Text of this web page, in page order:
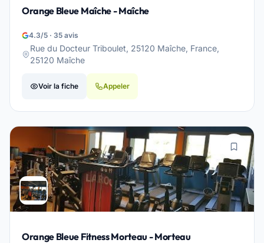
Orange Bleue Maîche - Maîche
4.3/5 · 35 avis
Rue du Docteur Triboulet, 25120 Maîche, France,
25120 Maîche
Voir la fiche Appeler
Orange Bleue Fitness Morteau - Morteau